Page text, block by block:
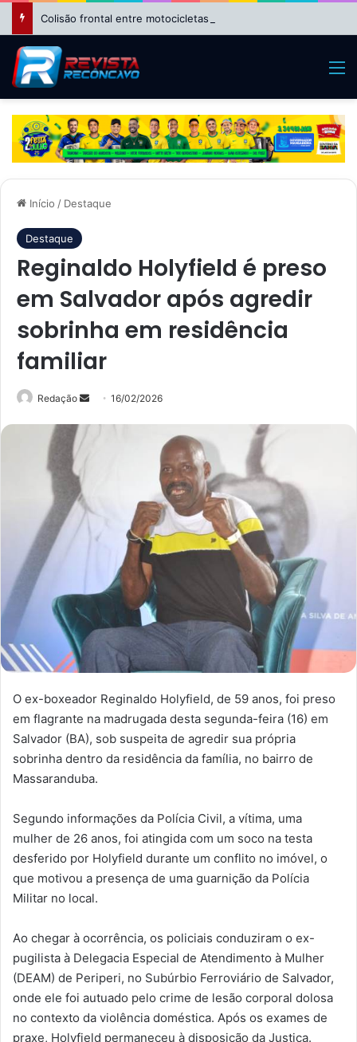
Início / Destaque
Destaque
Reginaldo Holyfield é preso
em Salvador após agredir
sobrinha em residência
familiar
Redação
Mande16/02/2026
O ex-boxeador Reginaldo Holyfield, de 59 anos, foi preso
em flagrante na madrugada desta segunda-feira (16) em
Salvador (BA), sob suspeita de agredir sua própria
sobrinha dentro da residência da família, no bairro de
Massaranduba.
Segundo informações da Polícia Civil, a vítima, uma
mulher de 26 anos, foi atingida com um soco na testa
desferido por Holyfield durante um conflito no imóvel, o
que motivou a presença de uma guarnição da Polícia
Militar no local.
Ao chegar à ocorrência, os policiais conduziram o ex-
pugilista à Delegacia Especial de Atendimento à Mulher
(DEAM) de Periperi, no Subúrbio Ferroviário de Salvador,
onde ele foi autuado pelo crime de lesão corporal dolosa
no contexto da violência doméstica. Após os exames de
praxe, Holyfield permaneceu à disposição da Justiça.